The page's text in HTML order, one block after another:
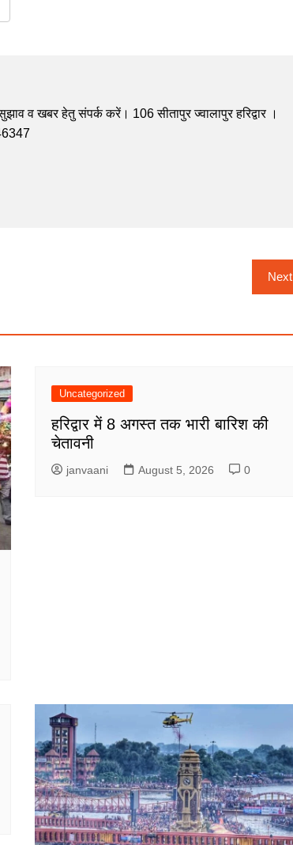
व खबर हेतु संपर्क करें। 106 सीतापुर ज्वालापुर हरिद्वार ।
Next
Uncategorized
हरिद्वार में 8 अगस्त तक भारी बारिश की
चेतावनी
janvaani August 5, 2026 0